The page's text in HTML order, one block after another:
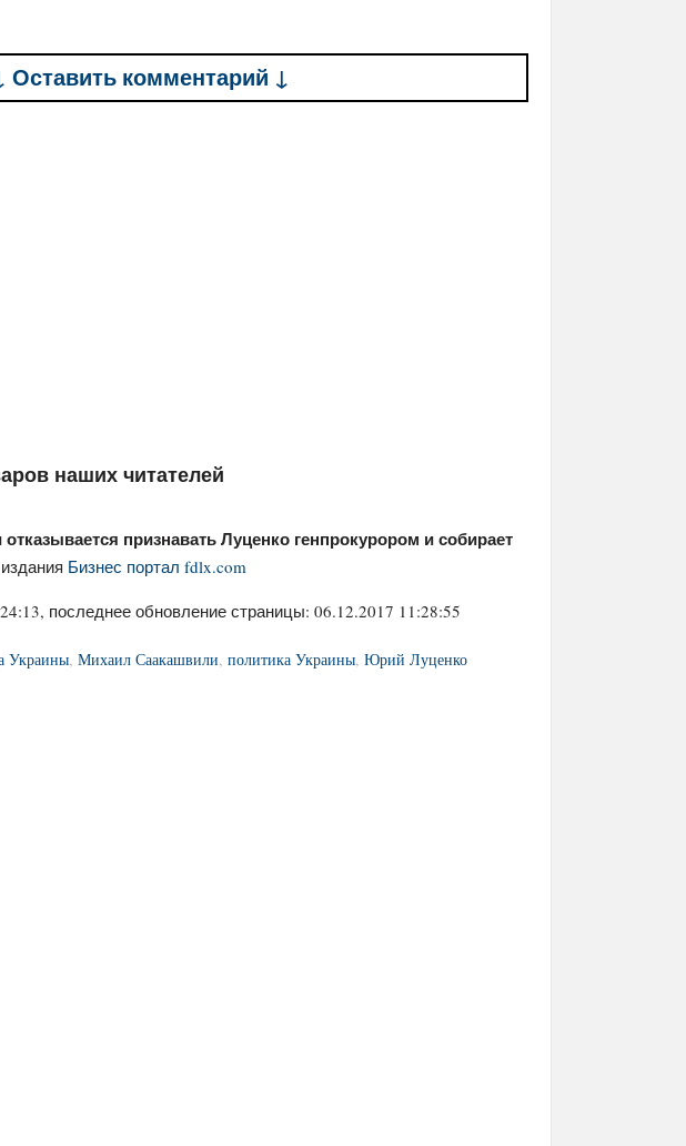
Оставить комментарий ↓
наших читателей
признавать Луценко генпрокурором и собирает
Бизнес портал fdlx.com
, последнее обновление страницы: 06.12.2017 11:28:55
Украины, Михаил Саакашвили, политика Украины, Юрий Луценко